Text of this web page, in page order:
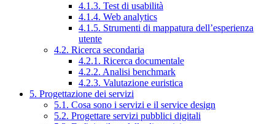
4.1.3. Test di usabilità
4.1.4. Web analytics
4.1.5. Strumenti di mappatura dell’esperienza
utente
4.2. Ricerca secondaria
4.2.1. Ricerca documentale
4.2.2. Analisi benchmark
4.2.3. Valutazione euristica
5. Progettazione dei servizi
5.1. Cosa sono i servizi e il service design
5.2. Progettare servizi pubblici digitali